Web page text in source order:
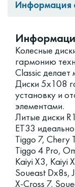
Информация
Колесные
гармонию
Classic
Диски 5x108
установку и
элементами.
Литые диски
ET33
Tiggo 7, Chery
Tiggo 4 Pro,
Kaiyi X3, Kaiyi
Soueast Dx8s,
X-Cross 7,